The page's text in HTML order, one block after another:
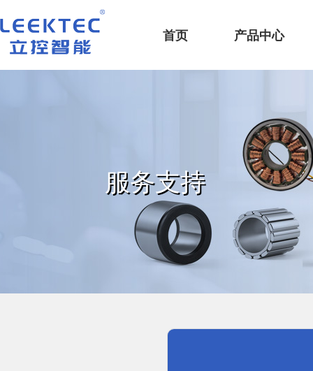
深圳市立控智能科技有限公司
首页
产品中心
服务支持